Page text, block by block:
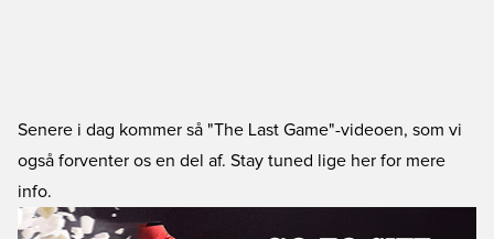
Senere i dag kommer så "The Last Game"-videoen, som vi
også forventer os en del af. Stay tuned lige her for mere
info.